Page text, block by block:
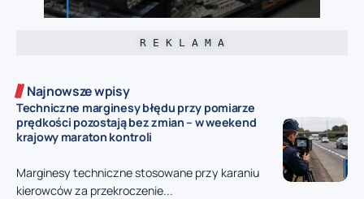
R E K L A M A
Najnowsze wpisy
Techniczne marginesy błędu przy pomiarze
prędkości pozostają bez zmian – w weekend
krajowy maraton kontroli
Marginesy techniczne stosowane przy karaniu
kierowców za przekroczenie...